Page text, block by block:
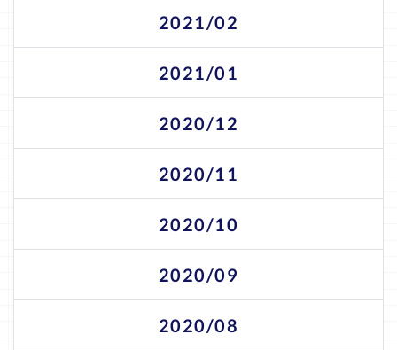
2021/02
2021/01
2020/12
2020/11
2020/10
2020/09
2020/08